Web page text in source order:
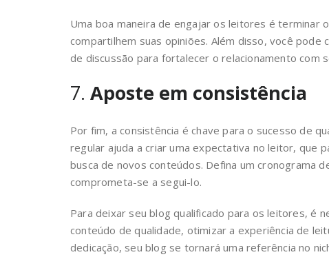
Uma boa maneira de engajar os leitores é terminar
compartilhem suas opiniões. Além disso, você
de discussão para fortalecer o relacionamento com
7. Aposte em consistência
Por fim, a consistência é chave para o sucesso de
regular ajuda a criar uma expectativa no leitor, que
busca de novos conteúdos. Defina um cronograma
comprometa-se a segui-lo.
Para deixar seu blog qualificado para os leitores, é
conteúdo de qualidade, otimizar a experiência de
dedicação, seu blog se tornará uma referência no